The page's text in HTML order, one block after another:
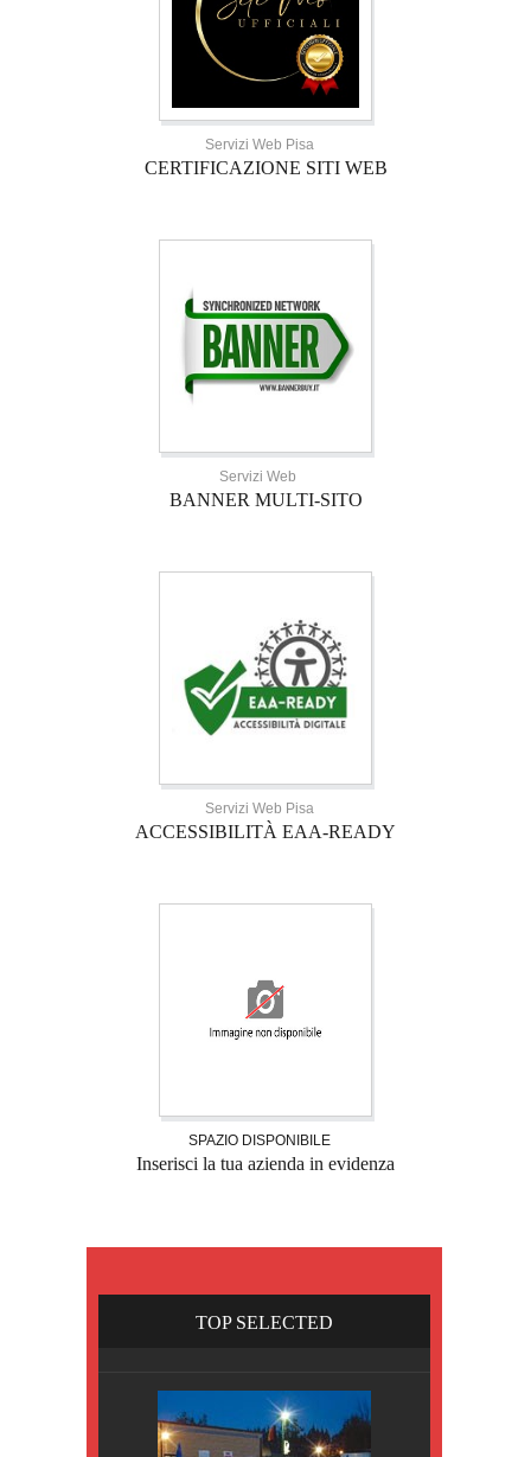
Servizi Web Pisa
CERTIFICAZIONE SITI WEB
Servizi Web
BANNER MULTI-SITO
Servizi Web Pisa
ACCESSIBILITÀ EAA-READY
SPAZIO DISPONIBILE
Inserisci la tua azienda in evidenza
TOP SELECTED